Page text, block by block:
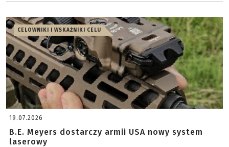
CELOWNIKI I WSKAŹNIKI CELU
19.07.2026
B.E. Meyers dostarczy armii USA nowy system
laserowy